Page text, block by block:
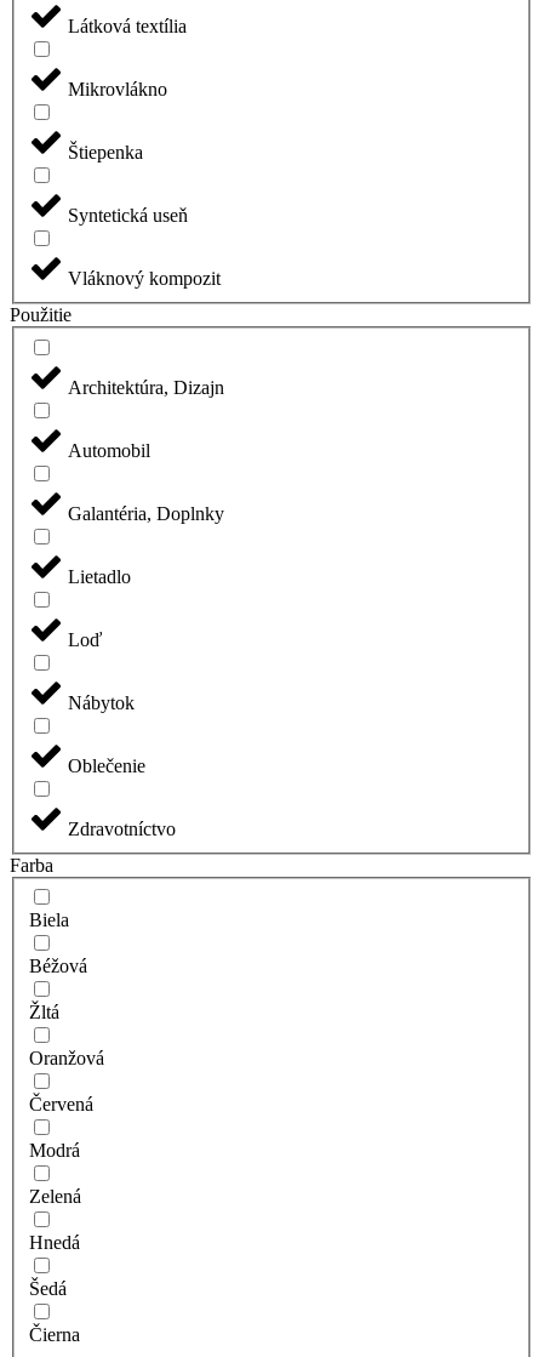
Látková textília
Mikrovlákno
Štiepenka
Syntetická useň
Vláknový kompozit
Použitie
Architektúra, Dizajn
Automobil
Galantéria, Doplnky
Lietadlo
Loď
Nábytok
Oblečenie
Zdravotníctvo
Farba
Biela
Béžová
Žltá
Oranžová
Červená
Modrá
Zelená
Hnedá
Šedá
Čierna